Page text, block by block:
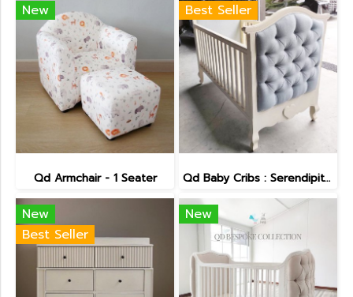
New
Qd Armchair - 1 Seater
Best Seller
Qd Baby Cribs : Serendipity Crib
New
Best Seller
New